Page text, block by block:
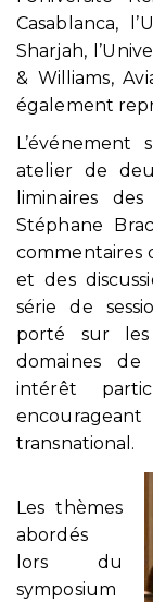
Casablanca,
Sharjah,
& Williams,
également
atelier de
liminaires
Stéphane
commentaires
et des
série de
porté sur les
domaines
intérêt
transnational.
Les thèmes
abordés
lors du
symposium